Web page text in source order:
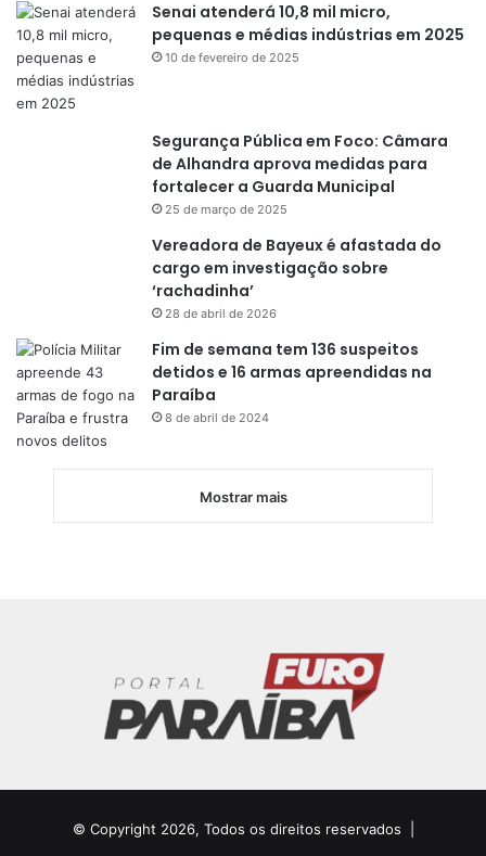
Senai atenderá 10,8 mil micro,
pequenas e médias indústrias em 2025
10 de fevereiro de 2025
Segurança Pública em Foco: Câmara
de Alhandra aprova medidas para
fortalecer a Guarda Municipal
25 de março de 2025
Vereadora de Bayeux é afastada do
cargo em investigação sobre
‘rachadinha’
28 de abril de 2026
Fim de semana tem 136 suspeitos
detidos e 16 armas apreendidas na
Paraíba
8 de abril de 2024
Mostrar mais
© Copyright 2026, Todos os direitos reservados |